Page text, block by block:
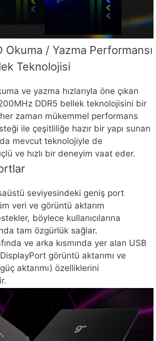
Okuma / Yazma Performansı
Teknolojisi
ve yazma hızlarıyla öne çıkan
DDR5 bellek teknolojisini bir
zaman mükemmel performans
ile çeşitliliğe hazır bir yapı sunan
mevcut teknolojiyle de
ve hızlı bir deneyim vaat eder.
seviyesindeki geniş port
veri ve görüntü aktarım
böylece kullanıcılarına
tam özgürlük sağlar.
ve arka kısmında yer alan USB
görüntü aktarımı ve
aktarımı) özelliklerini